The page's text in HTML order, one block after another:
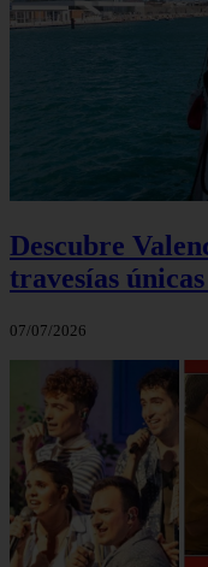
Descubre
travesías
07/07/2026